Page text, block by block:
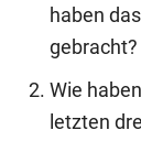
haben
gebracht?
Wie
letzten